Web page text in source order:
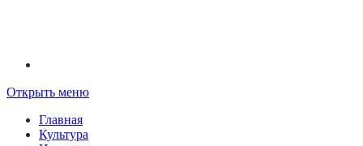
Открыть меню
Главная
Культура